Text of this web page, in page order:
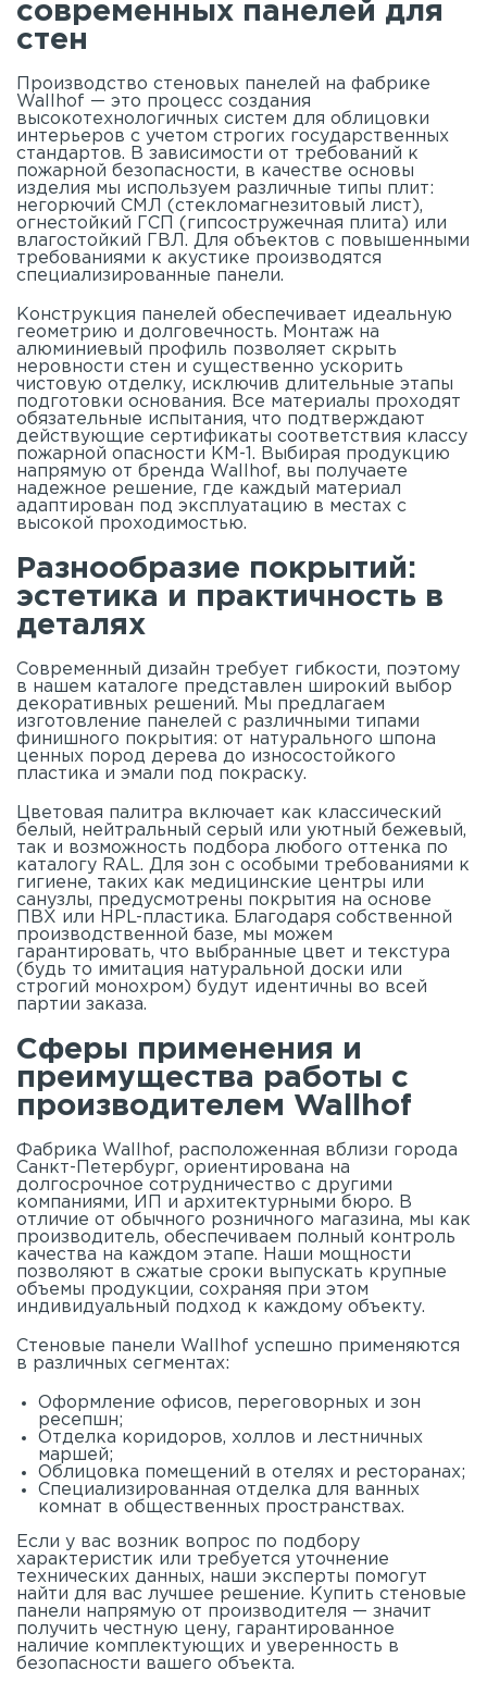
современных панелей для
стен
Производство стеновых панелей на фабрике
Wallhof — это процесс создания
высокотехнологичных систем для облицовки
интерьеров с учетом строгих государственных
стандартов. В зависимости от требований к
пожарной безопасности, в качестве основы
изделия мы используем различные типы плит:
негорючий СМЛ (стекломагнезитовый лист),
огнестойкий ГСП (гипсостружечная плита) или
влагостойкий ГВЛ. Для объектов с повышенными
требованиями к акустике производятся
специализированные панели.
Конструкция панелей обеспечивает идеальную
геометрию и долговечность. Монтаж на
алюминиевый профиль позволяет скрыть
неровности стен и существенно ускорить
чистовую отделку, исключив длительные этапы
подготовки основания. Все материалы проходят
обязательные испытания, что подтверждают
действующие сертификаты соответствия классу
пожарной опасности КМ-1. Выбирая продукцию
напрямую от бренда Wallhof, вы получаете
надежное решение, где каждый материал
адаптирован под эксплуатацию в местах с
высокой проходимостью.
Разнообразие покрытий:
эстетика и практичность в
деталях
Современный дизайн требует гибкости, поэтому
в нашем каталоге представлен широкий выбор
декоративных решений. Мы предлагаем
изготовление панелей с различными типами
финишного покрытия: от натурального шпона
ценных пород дерева до износостойкого
пластика и эмали под покраску.
Цветовая палитра включает как классический
белый, нейтральный серый или уютный бежевый,
так и возможность подбора любого оттенка по
каталогу RAL. Для зон с особыми требованиями к
гигиене, таких как медицинские центры или
санузлы, предусмотрены покрытия на основе
ПВХ или HPL-пластика. Благодаря собственной
производственной базе, мы можем
гарантировать, что выбранные цвет и текстура
(будь то имитация натуральной доски или
строгий монохром) будут идентичны во всей
партии заказа.
Сферы применения и
преимущества работы с
производителем Wallhof
Фабрика Wallhof, расположенная вблизи города
Санкт-Петербург, ориентирована на
долгосрочное сотрудничество с другими
компаниями, ИП и архитектурными бюро. В
отличие от обычного розничного магазина, мы как
производитель, обеспечиваем полный контроль
качества на каждом этапе. Наши мощности
позволяют в сжатые сроки выпускать крупные
объемы продукции, сохраняя при этом
индивидуальный подход к каждому объекту.
Стеновые панели Wallhof успешно применяются
в различных сегментах:
Оформление офисов, переговорных и зон
ресепшн;
Отделка коридоров, холлов и лестничных
маршей;
Облицовка помещений в отелях и ресторанах;
Специализированная отделка для ванных
комнат в общественных пространствах.
Если у вас возник вопрос по подбору
характеристик или требуется уточнение
технических данных, наши эксперты помогут
найти для вас лучшее решение. Купить стеновые
панели напрямую от производителя — значит
получить честную цену, гарантированное
наличие комплектующих и уверенность в
безопасности вашего объекта.